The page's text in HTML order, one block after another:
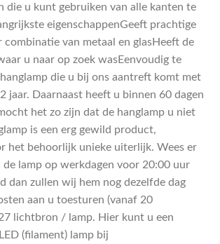
die u kunt gebruiken van alle kanten te
eigenschappenGeeft prachtige
combinatie van metaal en glasHeeft de
u naar op zoek wasEenvoudig te
die u bij ons aantreft komt met
jaar. Daarnaast heeft u binnen 60 dagen
het zo zijn dat de hanglamp u niet
is een erg gewild product,
het behoorlijk unieke uiterlijk. Wees er
de lamp op werkdagen voor 20:00 uur
dan zullen wij hem nog dezelfde dag
aan u toesturen (vanaf 20
lichtbron / lamp. Hier kunt u een
(filament) lamp bij